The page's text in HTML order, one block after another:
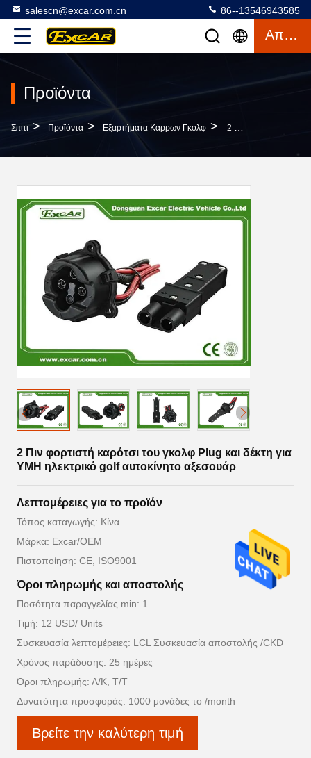
salescn@excar.com.cn 86--13546943585
Απόσπασμα
Προϊόντα
Σπίτι > Προϊόντα > Εξαρτήματα Κάρρων Γκολφ > 2 Πιν Φορτιστή Καρότσι Του Γκολφ Plug Και Δέκτη Για YMH Ηλεκτρικό Golf Αυτοκίνητο Αξεσουάρ
2 Πιν φορτιστή καρότσι του γκολφ Plug και δέκτη για
YMH ηλεκτρικό golf αυτοκίνητο αξεσουάρ
Λεπτομέρειες για το προϊόν
Τόπος καταγωγής: Κίνα
Μάρκα: Excar/OEM
Πιστοποίηση: CE, ISO9001
Όροι πληρωμής και αποστολής
Ποσότητα παραγγελίας min: 1
Τιμή: 12 USD/ Units
Συσκευασία λεπτομέρειες: LCL Συσκευασία αποστολής /CKD
Χρόνος παράδοσης: 25 ημέρες
Όροι πληρωμής: Λ/Κ, Τ/Τ
Δυνατότητα προσφοράς: 1000 μονάδες το /month
Βρείτε την καλύτερη τιμή